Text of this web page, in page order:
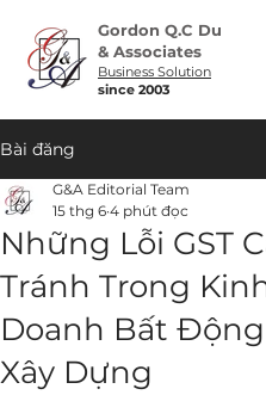
Gordon Q.C Du
& Associates
Business Solution
​since 2003
Bài đăng
Những Lỗi GST
Tránh Trong
Doanh Bất Động
Xây Dựng
G&A Editorial Team
15 thg 6 4 phút đọc